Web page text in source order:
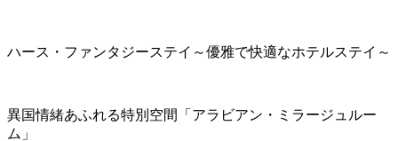
ハース・ファンタジーステイ～優雅で快適なホテルステイ～
異国情緒あふれる特別空間「アラビアン・ミラージュルー
ム」